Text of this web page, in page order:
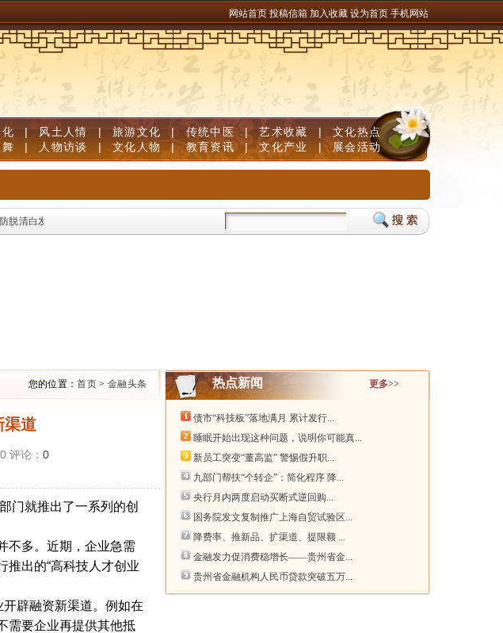
网站首页 投稿信箱 加入收藏 设为首页 手机网站
| 风土人情 | 旅游文化 | 传统中医 | 艺术收藏 | 文化热点
| 人物访谈 | 文化人物 | 教育资讯 | 文化产业 | 展会活动
清白发 儿童补脑产品如何挑选？DHA补脑品牌严选榜单，神经酸磷脂酰丝氨酸PS舒缓用脑压力
您的位置：首页> 金融头条
渠道
评论： 0
就推出了一系列的创
多。近期，企业急需
推出的“高科技人才创业
辟融资新渠道。例如在
需要企业再提供其他抵
热点新闻 更多>>
债市“科技板”落地满月 累计发行...
睡眠开始出现这种问题，说明你可能真...
新员工突变“董高监” 警惕假升职...
九部门帮扶“个转企”：简化程序 降...
央行月内两度启动买断式逆回购...
国务院发文复制推广上海自贸试验区...
降费率、推新品、扩渠道、提限额 ...
金融发力促消费稳增长——贵州省金...
贵州省金融机构人民币贷款突破五万...